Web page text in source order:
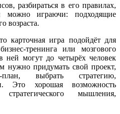
разбираться в его правилах,
можно играючи: подходящие
возраста.
карточная игра подойдёт для
тренинга или мозгового
ней могут до четырёх человек
нужно придумать свой проект,
план, выбрать стратегию,
Это хорошая возможность
мышления,